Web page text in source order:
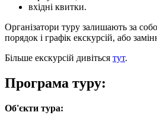
вхідні квитки.
Організатори туру залишають за
порядок і графік екскурсій, або
Більше екскурсій дивіться тут.
Програма туру:
Об'єкти тура: